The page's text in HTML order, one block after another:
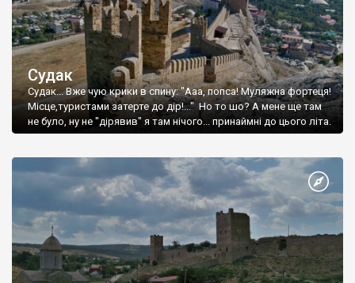
Судак
Судак... Вже чую крики в спину: "Ааа, попса! Муляжна фортеця!
Місце,туристами затерте до дір!..." Но то шо? А мене ще там
не було, ну не "дірявив" я там нічого... принаймні до цього літа.